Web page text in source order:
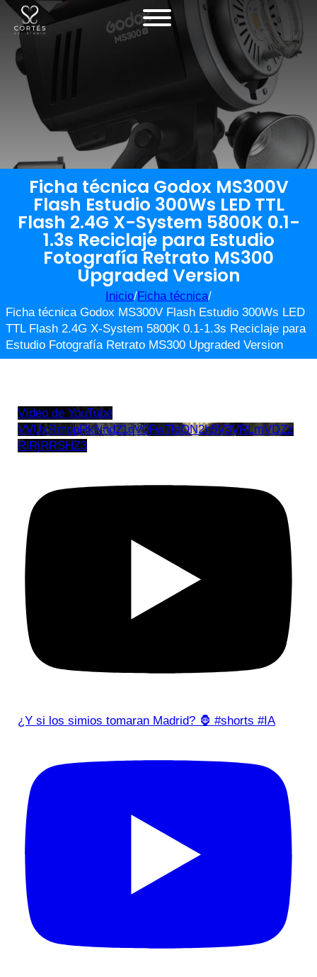
Ficha técnica Godox MS300V
Flash Estudio 300Ws LED TTL
Flash 2.4G X-System 5800K 0.1-
1.3s Reciclaje para Estudio
Fotografía Retrato MS300
Upgraded Version
Inicio/Ficha técnica/
Ficha técnica Godox MS300V Flash Estudio 300Ws LED
TTL Flash 2.4G X-System 5800K 0.1-1.3s Reciclaje para
Estudio Fotografía Retrato MS300 Upgraded Version
Vídeo de YouTube
VVUxRmppRkNnd21qV0FwTldON2h5V3VRLmVDZz
RiRjRRSHZ3
¿Y si los simios tomaran Madrid? 🦍 #shorts #IA